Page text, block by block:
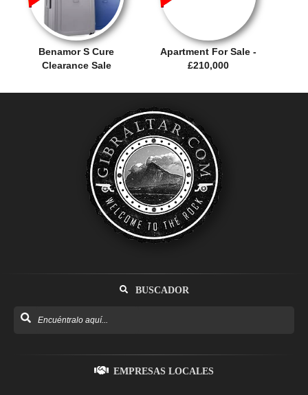
Benamor S Cure
Clearance Sale
Apartment For Sale -
£210,000
BUSCADOR
EMPRESAS LOCALES